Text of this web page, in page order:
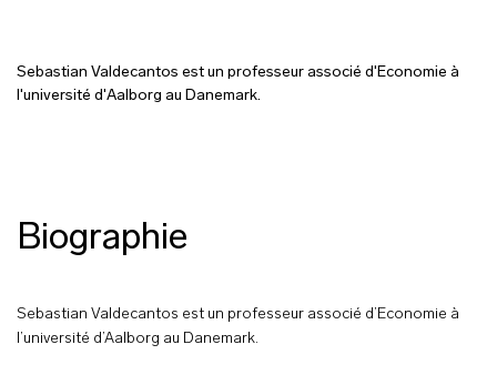
Sebastian Valdecantos est un professeur associé d'Economie à
l'université d'Aalborg au Danemark.
Biographie
Sebastian Valdecantos est un professeur associé d’Economie à
l’université d’Aalborg au Danemark.